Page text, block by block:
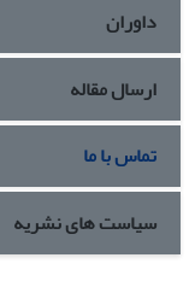
این شواهد،
محور فعال بازرگانی
تکامل سامانه‌های
داوران
ارسال مقاله
تماس با ما
سیاست های نشریه